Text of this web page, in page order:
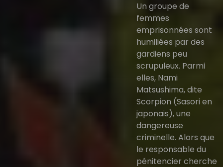
Un groupe de
femmes
emprisonnées sont
humiliées par des
gardiens peu
scrupuleux. Parmi
elles, Nami
Matsushima, dite
Scorpion (Sasori en
japonais), une
dangereuse
criminelle. Alors que
le responsable du
pénitencier cherche